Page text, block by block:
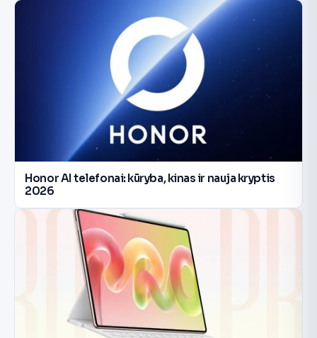
Honor AI telefonai: kūryba, kinas ir nauja kryptis
2026